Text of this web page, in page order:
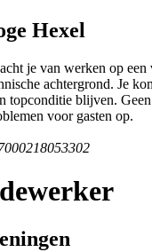
Hexel
je van werken op
achtergrond. Je
blijven.
voor gasten op.